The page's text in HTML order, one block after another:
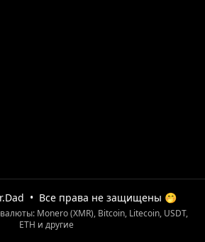
• Все права не защищены 🤭
Monero (XMR), Bitcoin, Litecoin, USDT,
ETH и другие